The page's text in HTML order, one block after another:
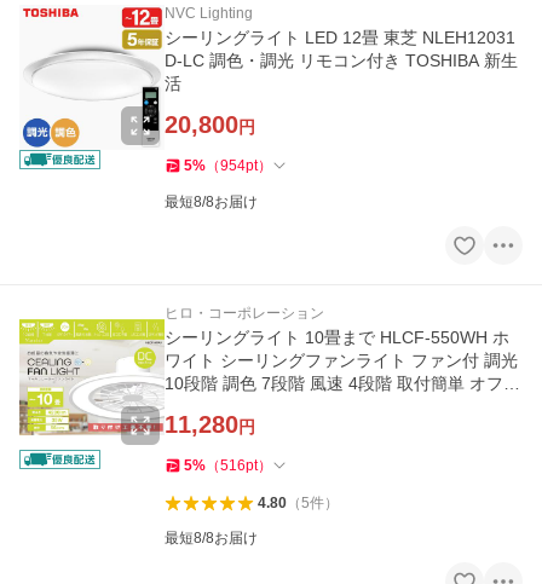
NVC Lighting
シーリングライト LED 12畳 東芝 NLEH12031
D-LC 調色・調光 リモコン付き TOSHIBA 新生
活
20,800円
5% （954pt）
最短8/8お届け
ヒロ・コーポレーション
シーリングライト 10畳まで HLCF-550WH ホ
ワイト シーリングファンライト ファン付 調光
10段階 調色 7段階 風速 4段階 取付簡単 オフタ
11,280円
5% （516pt）
4.80（5件）
最短8/8お届け